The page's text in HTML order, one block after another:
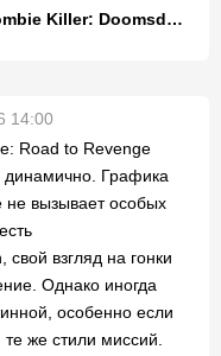
Zombie Killer: Doomsday Hero
14:00
Road to Revenge
динамично. Графика
не вызывает особых
взгляд на гонки
Однако иногда
особенно если
же стили миссий.